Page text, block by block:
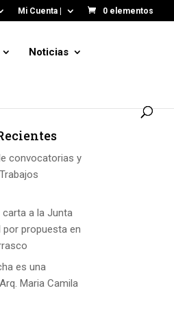
Mi Cuenta | 0 elementos
Noticias
convocatorias y
carta a la Junta
por propuesta en
es una
Maria Camila